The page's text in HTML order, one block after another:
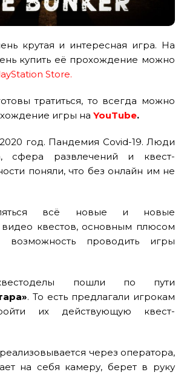
крутая и интересная игра. На
купить её прохождение можно
Store.
тратиться, то всегда можно
игры на YouTube.
год. Пандемия Covid-19. Люди
сфера развлечений и квест-
поняли, что без онлайн им не
всё новые и новые
видео квестов, основным плюсом
возможность проводить игры
пошли по пути
. То есть предлагали игрокам
их действующую квест-
через оператора,
на себя камеру, берет в руку